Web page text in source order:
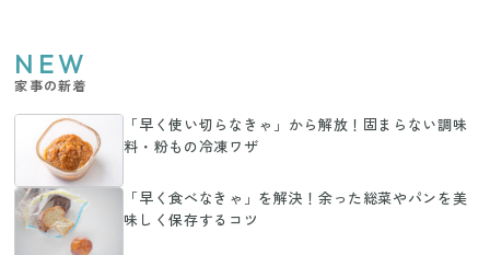
NEW
家事の新着
「早く使い切らなきゃ」から解放！固まらない調味
料・粉もの冷凍ワザ
「早く食べなきゃ」を解決！余った総菜やパンを美
味しく保存するコツ